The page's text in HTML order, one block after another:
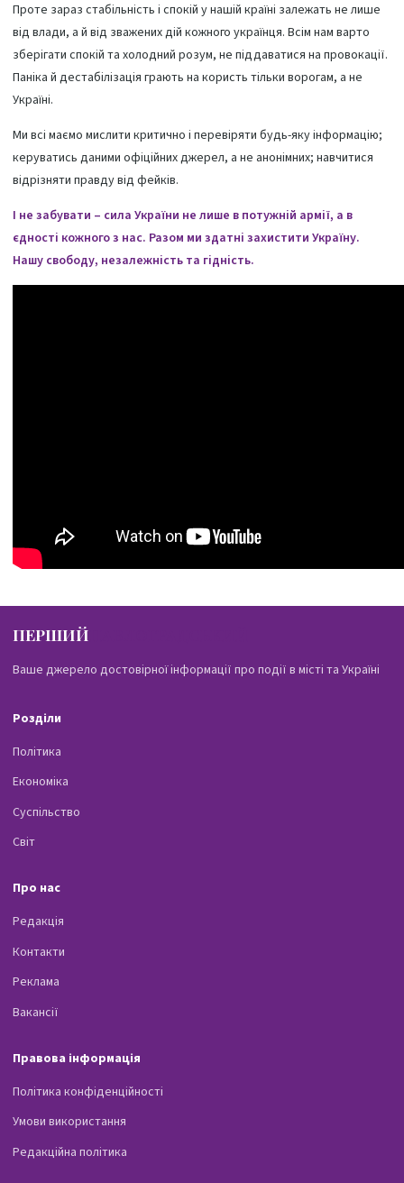
Проте зараз стабільність і спокій у нашій країні залежать не лише
від влади, а й від зважених дій кожного українця. Всім нам варто
зберігати спокій та холодний розум, не піддаватися на провокації.
Паніка й дестабілізація грають на користь тільки ворогам, а не
Україні.
Ми всі маємо мислити критично і перевіряти будь-яку інформацію;
керуватись даними офіційних джерел, а не анонімних; навчитися
відрізняти правду від фейків.
І не забувати – сила України не лише в потужній армії, а в
єдності кожного з нас. Разом ми здатні захистити Україну.
Нашу свободу, незалежність та гідність.
ПЕРШИЙ
Ваше джерело достовірної інформації про події в місті та Україні
Розділи
Політика
Економіка
Суспільство
Світ
Про нас
Редакція
Контакти
Реклама
Вакансії
Правова інформація
Політика конфіденційності
Умови використання
Редакційна політика